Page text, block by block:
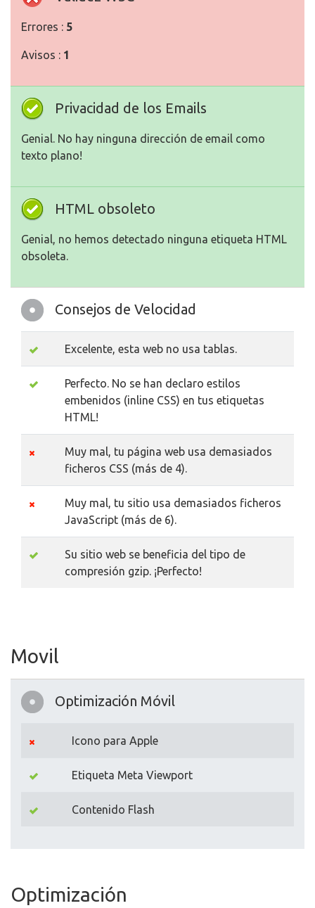
Errores : 5
Avisos : 1
Privacidad de los Emails
Genial. No hay ninguna dirección de email como
texto plano!
HTML obsoleto
Genial, no hemos detectado ninguna etiqueta HTML
obsoleta.
Consejos de Velocidad
Excelente, esta web no usa tablas.
Perfecto. No se han declaro estilos
embenidos (inline CSS) en tus etiquetas
HTML!
Muy mal, tu página web usa demasiados
ficheros CSS (más de 4).
Muy mal, tu sitio usa demasiados ficheros
JavaScript (más de 6).
Su sitio web se beneficia del tipo de
compresión gzip. ¡Perfecto!
Movil
Optimización Móvil
Icono para Apple
Etiqueta Meta Viewport
Contenido Flash
Optimización